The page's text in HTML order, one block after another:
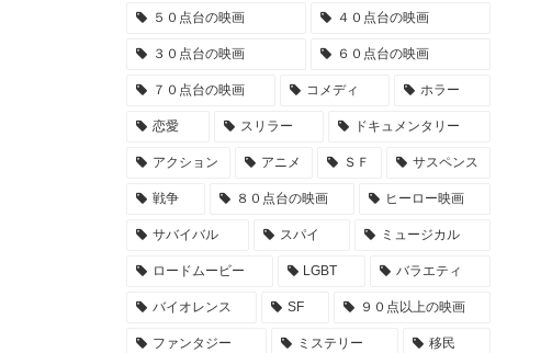
５０点台の映画 ４０点台の映画
３０点台の映画 ６０点台の映画
７０点台の映画 コメディ ホラー
恋愛 スリラー ドキュメンタリー
アクション アニメ ＳＦ サスペンス
戦争 ８０点台の映画 ヒーロー映画
サバイバル スパイ ミュージカル
ロードムービー LGBT バラエティ
バイオレンス SF ９０点以上の映画
ファンタジー ミステリー 移民